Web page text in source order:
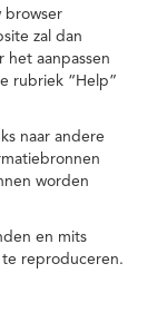
browser
zal dan
het aanpassen
rubriek “Help”
naar andere
worden
en mits
reproduceren.